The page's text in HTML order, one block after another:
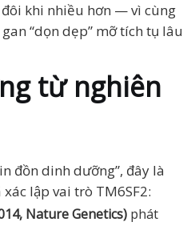
khi nhiều hơn — vì cùng
“dọn dẹp” mỡ tích tụ lâu
từ nghiên
đồn dinh dưỡng”, đây là
lập vai trò TM6SF2:
Nature Genetics) phát